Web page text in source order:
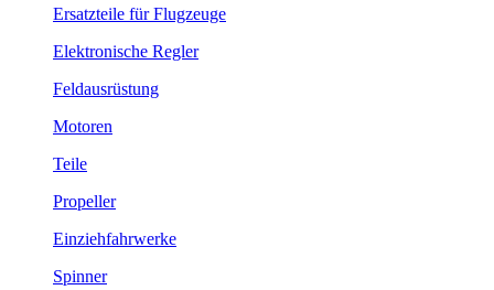
Ersatzteile für Flugzeuge
Elektronische Regler
Feldausrüstung
Motoren
Teile
Propeller
Einziehfahrwerke
Spinner